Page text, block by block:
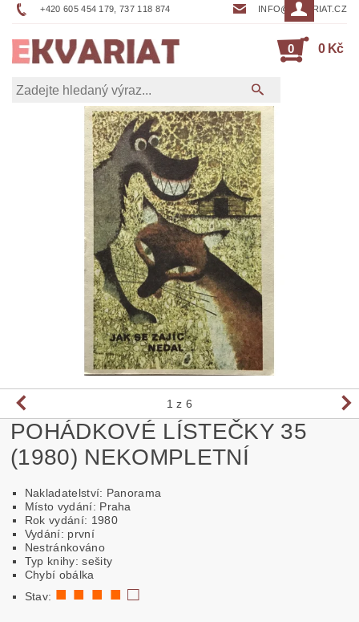
+420 605 454 179, 737 118 874 INFO@EKVARIAT.CZ
0 0 Kč
1 z 6
POHÁDKOVÉ LÍSTEČKY 35
(1980) NEKOMPLETNÍ
Nakladatelství: Panorama
Místo vydání: Praha
Rok vydání: 1980
Vydání: první
Nestránkováno
Typ knihy: sešity
Chybí obálka
Stav: ■ ■ ■ ■□